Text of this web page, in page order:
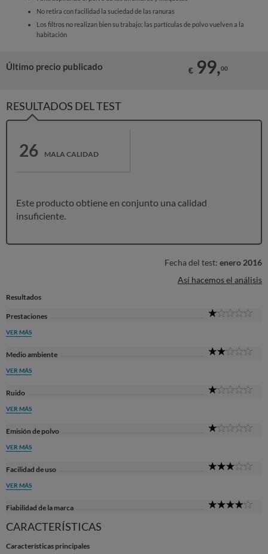
No retira con facilidad la suciedad de las ranuras
Los filtros no realizan bien su trabajo; las partículas de polvo vuelven a la
habitación
Último precio publicado € 99,00
RESULTADOS DEL TEST
26 MALA CALIDAD
Este producto obtiene en conjunto una calidad
insuficiente.
Fecha del test: enero 2016
Así hacemos el análisis
Resultados
Prestaciones
VER MÁS
Medio ambiente
VER MÁS
Ruido
VER MÁS
Emisión de polvo
VER MÁS
Facilidad de uso
VER MÁS
Fiabilidad de la marca
CARACTERÍSTICAS
Características principales